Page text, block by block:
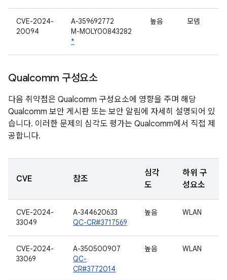
CVE-2024-
20094
A-359692772
M-MOLY00843282
*
높음 모뎀
Qualcomm 구성요소
다음 취약점은 Qualcomm 구성요소에 영향을 주며 해당
Qualcomm 보안 게시판 또는 보안 알림에 자세히 설명되어 있
습니다. 이러한 문제의 심각도 평가는 Qualcomm에서 직접 제
공합니다.
CVE 참조
심각
도
하위 구
성요소
CVE-2024-
33049
A-344620633
QC-CR#3717569
높음 WLAN
CVE-2024-
33069
A-350500907
QC-
CR#3772014
높음 WLAN